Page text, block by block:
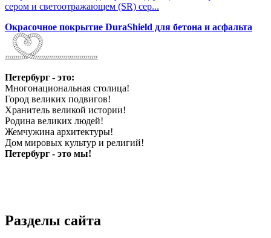
сером и светоотражающем (SR) сер...
Окрасочное покрытие DuraShield для бетона и асфальта
Петербург - это:
Многонациональная столица!
Город великих подвигов!
Хранитель великой истории!
Родина великих людей!
Жемчужина архитектуры!
Дом мировых культур и религий!
Петербург - это мы!
Разделы сайта